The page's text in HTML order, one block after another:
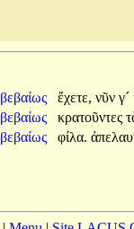
βεβαίως ἔχετε, νῦν γ´
βεβαίως κρατοῦντες
βεβαίως φίλα.